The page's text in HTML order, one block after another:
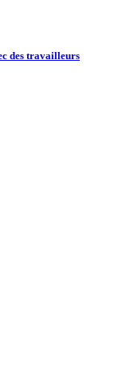
des travailleurs